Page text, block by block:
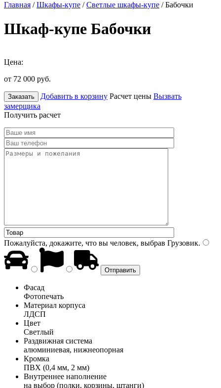
Главная /Шкафы-купе /Светлые шкафы-купе / Бабочки
Шкаф-купе Бабочки
Цена:
от 72 000 руб.
Заказать Добавить в корзину Расчет цены Вызвать
замерщика
Получить расчет
Пожалуйста, докажите, что вы человек, выбрав Грузовик.
Фасад
Фотопечать
Материал корпуса
ЛДСП
Цвет
Светлый
Раздвижная система
алюминиевая, нижнеопорная
Кромка
ПВХ (0,4 мм, 2 мм)
Внутреннее наполнение
на выбор (полки, корзины, штанги)